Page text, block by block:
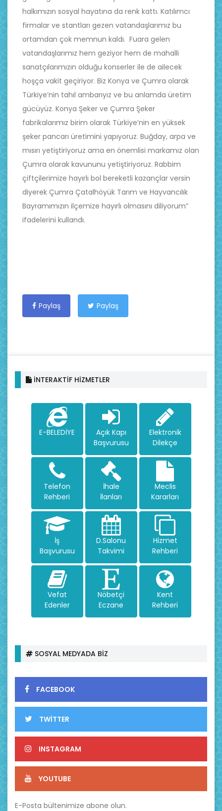
halkımızın sosyal hayatına da renk kattı. Katılımcı
firmalar ve stantları gezen vatandaşlarımız bu
ortamdan çok memnun kaldı. Fuara gelen
vatandaşlarımız hem geziyor hem de mahalli
sanatçılarımızın olduğu konserler ile de ailecek
hoşça vakit geçiriyor. Biz Konya ve Çumra olarak
Türkiye’nin tahıl ambarıyız ve bu anlamda üretim
gücüyüz. Konya Şeker ve Çumra Şeker
fabrikalarımız birim olarak Türkiye’nin en yüksek
şeker pancarı üretimini yapıyoruz. Buğday, arpa ve
mısırı yetiştiriyoruz ama en önemlisi markamız olan
Çumra olarak kavununu yetiştiriyoruz. Rabbim
çiftçilerimize hayırlı bol bereketli kazançlar versin
diyerek Çumra Çatalhöyük Tarım ve Hayvancılık
Bayramımızın ilçemize hayırlı olmasını diliyorum”
ifadelerini kullandı.
Paylaş Paylaş
İNTERAKTİF HİZMETLER
E-BELEDİYE
Açık Kapı
Başvurusu
Elektronik
Dilekçe
Telefon
Rehberi
İhale
İlanları
Meclis
Kararları
İş
Başvurusu
D.Salonu
Takvimi
Hizmet
Rehberi
Vefat
Edenler
Nöbetçi
Eczane
Kent
Rehberi
SOSYAL MEDYADA BİZ
FACEBOOK
TWİTTER
INSTAGRAM
YOUTUBE
E-Posta bültenimize abone olun.